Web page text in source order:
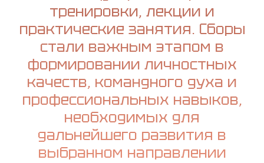
тренировки, лекции и
практические занятия. Сборы
стали важным этапом в
формировании личностных
качеств, командного духа и
профессиональных навыков,
необходимых для
дальнейшего развития в
выбранном направлении